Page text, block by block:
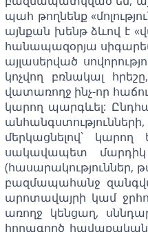
պահ թողնենք
այնքան խենթ ձևով է
հանապազօրյա
այլասերված
կոչվող բռնակալ
վատառողջ ինչ-որ
կարող պարգևել:
մերկացնելով`
սակավապետ մարդիկ
(հասարակություններ,
բազմապահանջ
արոտավայրի կամ
առողջ կենցաղ,
հողագործ